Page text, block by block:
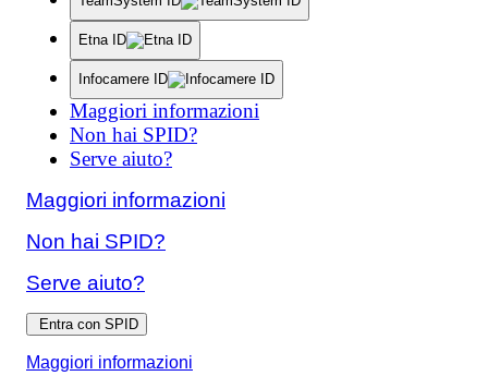
Etna ID
Infocamere ID
Maggiori informazioni
Non hai SPID?
Serve aiuto?
Maggiori informazioni
Non hai SPID?
Serve aiuto?
Entra con SPID
Maggiori informazioni